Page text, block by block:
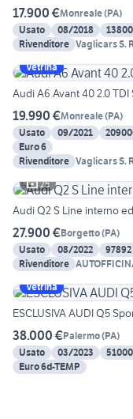
17.900 €Monreale(PA)
Usato
08/2018
Rivenditore Vaglicars S.
Vetrina
Audi A6 Avant 40 2.0
19.990 €Monreale(PA)
Usato
09/2021
Euro 6
Rivenditore Vaglicars S.
25
Audi Q2 S Line interno
27.900 €Borgetto(PA)
Usato
08/2022 97892
Rivenditore
Vetrina
ESCLUSIVA AUDI Q5
38.000 €Palermo(PA)
Usato
03/2023
Euro 6d-TEMP